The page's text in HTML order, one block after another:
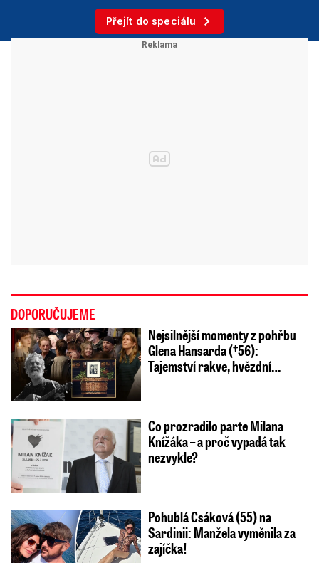
Přejít do speciálu
DOPORUČUJEME
Nejsilnější momenty z pohřbu
Glena Hansarda (†56):
Tajemství rakve, hvězdní…
Co prozradilo parte Milana
Knížáka – a proč vypadá tak
nezvykle?
Pohublá Csáková (55) na
Sardinii: Manžela vyměnila za
zajíčka!